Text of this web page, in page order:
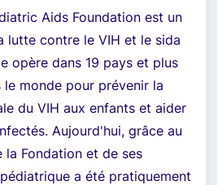
Aids Foundation est un
lutte contre le VIH et le sida
opère dans 19 pays et plus
monde pour prévenir la
du VIH aux enfants et aider
Aujourd'hui, grâce au
la Fondation et de ses
a été pratiquement